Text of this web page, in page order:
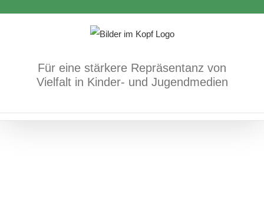
Für eine stärkere Repräsentanz von
Vielfalt in Kinder- und Jugendmedien
Und die Menschen blieben zuhause
Bücher Soziale Lage